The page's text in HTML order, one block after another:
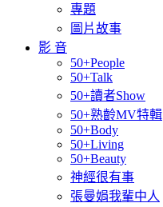
專題
圖片故事
影 音
50+People
50+Talk
50+讀者Show
50+熟齡MV特輯
50+Body
50+Living
50+Beauty
神經很有事
張曼娟我輩中人